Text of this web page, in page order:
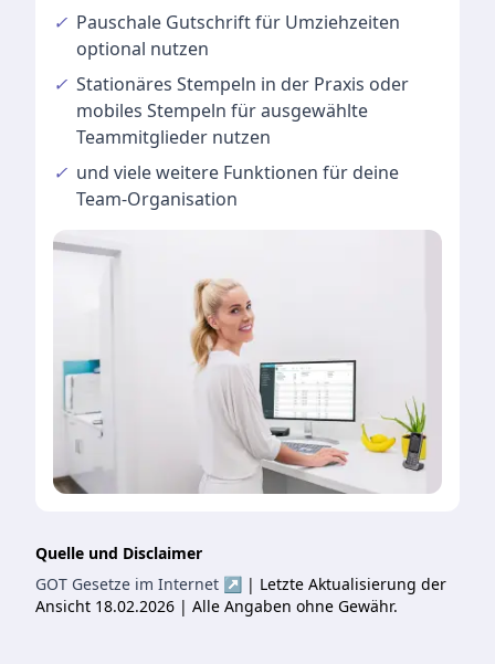
✓ Pauschale Gutschriftfür Umziehzeiten
optional nutzen
✓ Stationäres Stempeln in der Praxis oder
mobiles Stempeln für ausgewählte
Teammitglieder nutzen
✓ und vieleweitere Funktionen für deine
Team-Organisation
Quelle und Disclaimer
GOT Gesetze im Internet ↗ | Letzte Aktualisierung der
Ansicht 18.02.2026 | Alle Angaben ohne Gewähr.